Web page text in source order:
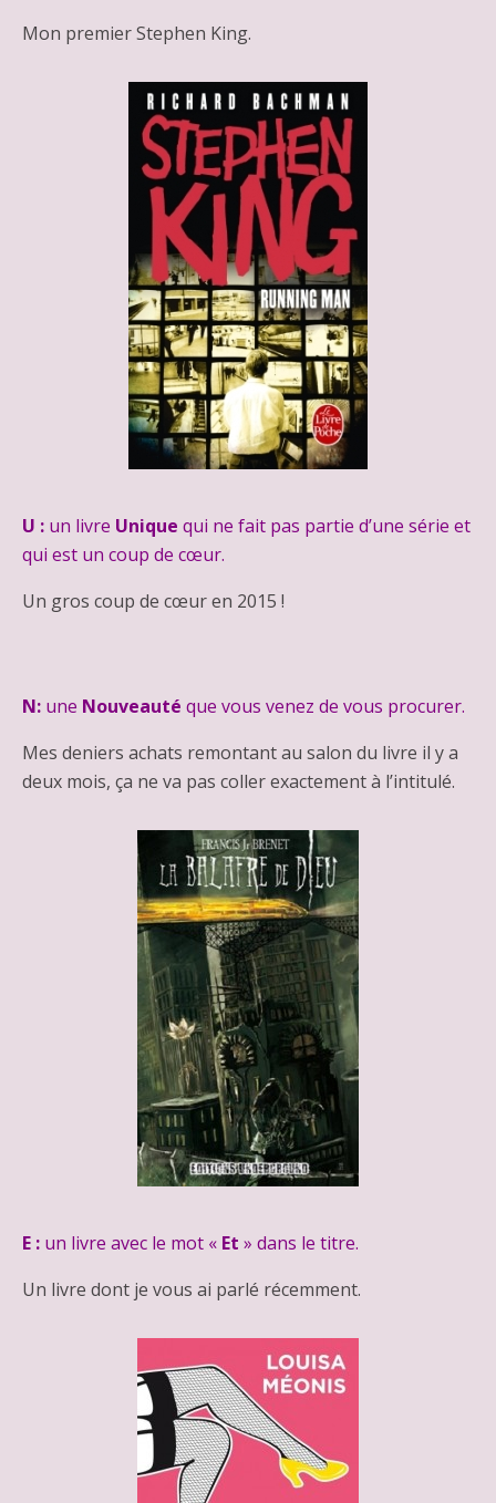
Mon premier Stephen King.
U : un livre Unique qui ne fait pas partie d’une série et
qui est un coup de cœur.
Un gros coup de cœur en 2015 !
N: une Nouveauté que vous venez de vous procurer.
Mes deniers achats remontant au salon du livre il y a
deux mois, ça ne va pas coller exactement à l’intitulé.
E : un livre avec le mot « Et » dans le titre.
Un livre dont je vous ai parlé récemment.